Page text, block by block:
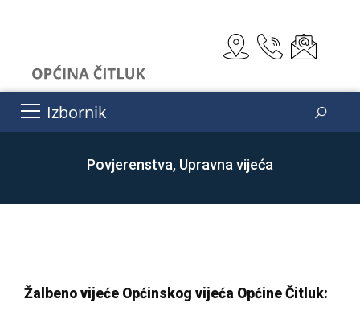
Izbornik
Povjerenstva, Upravna vijeća
Žalbeno vijeće Općinskog vijeća Općine Čitluk: